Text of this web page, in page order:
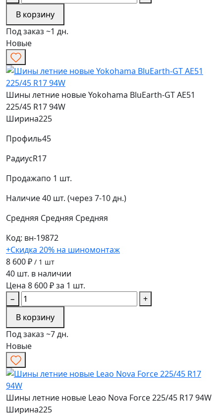
В корзину
Под заказ ~1 дн.
Новые
Шины летние новые Yokohama BluEarth-GT AE51
225/45 R17 94W
Ширина225
Профиль45
РадиусR17
Продажапо 1 шт.
Наличие40 шт. (через 7-10 дн.)
Средняя Средняя Средняя
Код: вн-19872
+Скидка 20% на шиномонтаж
8 600 ₽ / 1 шт
40 шт. в наличии
Цена 8 600 ₽ за 1 шт.
−
+
В корзину
Под заказ ~7 дн.
Новые
Шины летние новые Leao Nova Force 225/45 R17 94W
Ширина225